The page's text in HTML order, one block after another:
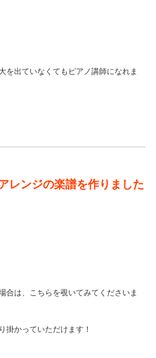
を出ていなくてもピアノ講師になれま
レンジの楽譜を作りました
合は、こちらを覗いてみてくださいま
掛かっていただけます！